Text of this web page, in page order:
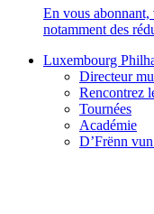
En vous abonnant,
notamment des
Luxembourg
Directeur
Rencontrez
Tournées
Académie
D’Frënn